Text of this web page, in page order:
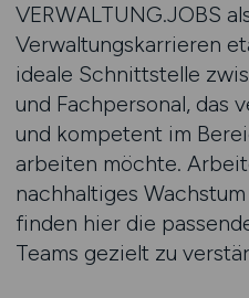
VERWALTUNG.JOBS
Verwaltungskarrieren
ideale Schnittstelle
und Fachpersonal, das
und kompetent im
arbeiten möchte.
nachhaltiges
finden hier die
Teams gezielt zu